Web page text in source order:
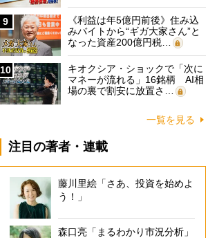
9
《利益は年5億円前後》住み込
みバイトから“ギガ大家さん”と
なった資産200億円税…
10
キオクシア・ショックで「次に
マネーが流れる」16銘柄 AI相
場の裏で割安に放置さ…
一覧を見る
注目の著者・連載
藤川里絵「さあ、投資を始めよ
う！」
森口亮「まるわかり市況分析」